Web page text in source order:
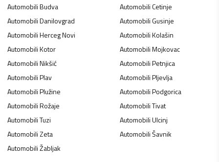
AutomobiliBudva AutomobiliCetinje
AutomobiliDanilovgrad AutomobiliGusinje
AutomobiliHerceg Novi AutomobiliKolašin
AutomobiliKotor AutomobiliMojkovac
AutomobiliNikšić AutomobiliPetnjica
AutomobiliPlav AutomobiliPljevlja
AutomobiliPlužine AutomobiliPodgorica
AutomobiliRožaje AutomobiliTivat
AutomobiliTuzi AutomobiliUlcinj
AutomobiliZeta AutomobiliŠavnik
AutomobiliŽabljak